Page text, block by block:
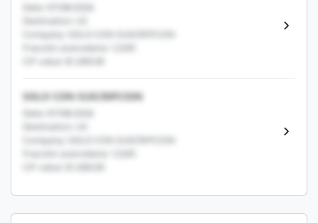
Date: 07/08/2026
Destination: US
Company: SOLO CON SUSCRIPCION
Fracción arancelaria: 12345
CIF value: $1,000.00
SOLO CON SUSCRIPCION
Date: 07/08/2026
Destination: US
Company: SOLO CON SUSCRIPCION
Fracción arancelaria: 12345
CIF value: $1,000.00